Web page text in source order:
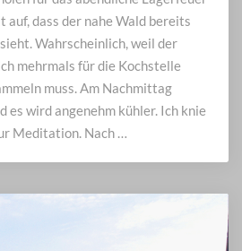
dass der nahe Wald bereits
Wahrscheinlich, weil der
mehrmals für die Kochstelle
muss. Am Nachmittag
es wird angenehm kühler. Ich knie
Meditation. Nach …